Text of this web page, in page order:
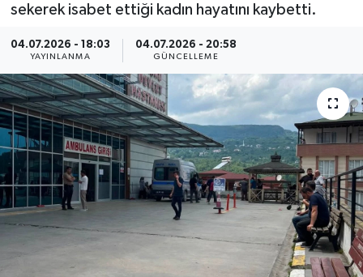
sekerek isabet ettiği kadın hayatını kaybetti.
04.07.2026 - 18:03
YAYINLANMA
04.07.2026 - 20:58
GÜNCELLEME
Son Dakika Haberleri
Haber Arşivi